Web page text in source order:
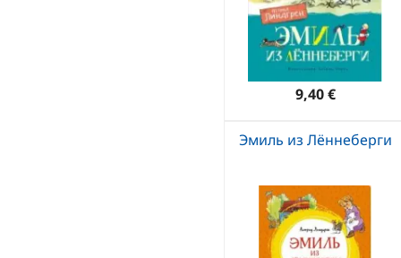
9,40 €
Эмиль из Лённеберги